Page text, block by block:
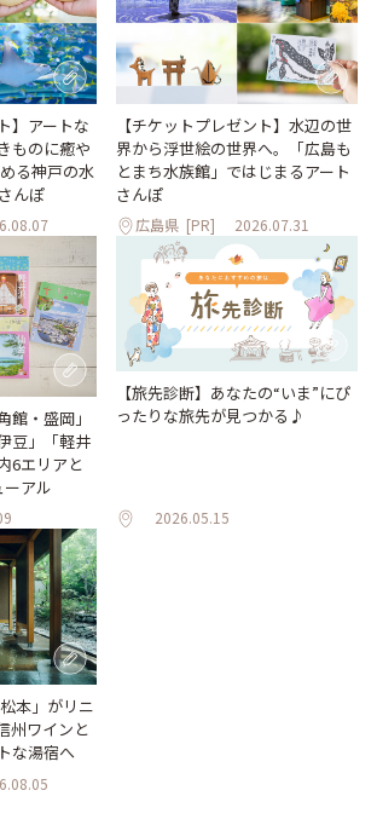
】アートな
ものに癒や
る神戸の水
んぽ
【チケットプレゼント】水辺の世
界から浮世絵の世界へ。「広島も
とまち水族館」ではじまるアート
さんぽ
広島県 [PR] 2026.07.31
館・盛岡」
豆」「軽井
6エリアと
アル
【旅先診断】あなたの“いま”にぴ
ったりな旅先が見つかる♪
2026.05.15
本」がリニ
州ワインと
な湯宿へ